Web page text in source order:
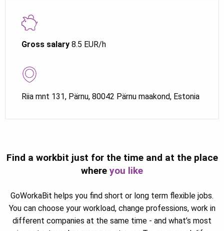
Gross salary 8.5 EUR/h
Riia mnt 131, Pärnu, 80042 Pärnu maakond, Estonia
Find a workbit just for the time and at the place
where you like
GoWorkaBit helps you find short or long term flexible jobs.
You can choose your workload, change professions, work in
different companies at the same time - and what’s most